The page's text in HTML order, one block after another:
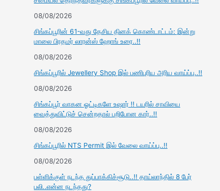
08/08/2026
சிங்கப்பூரின் 61-வது தேசிய தினக் கொண்டாட்டம்: இன்று
மாலை பிரதமர் லாரன்ஸ் ஹோங் உரை..!!
08/08/2026
சிங்கப்பூரில் Jewellery Shop இல் பணிபுரிய அரிய வாய்ப்பு..!!
08/08/2026
சிங்கப்பூர் வாகன ஓட்டிகளே உஷார் !! டயரில் சாவியை
வைத்துவிட்டுச் சென்றதால் பறிபோன கார்..!!
08/08/2026
சிங்கப்பூரில் NTS Permit இல் வேலை வாய்ப்பு..!!
08/08/2026
பள்ளிக்குள் நடந்த துப்பாக்கிச்சூடு..!! தாய்லாந்தில் 8 பேர்
பலி..என்ன நடந்தது?